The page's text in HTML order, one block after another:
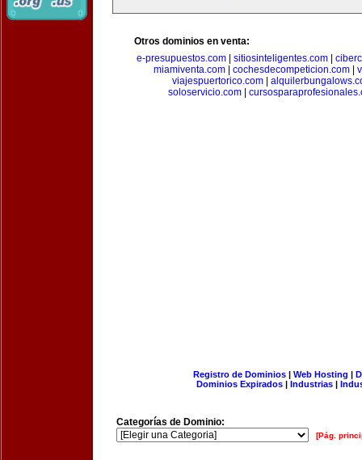
Otros dominios en venta:
e-presupuestos.com
sitiosinteligentes.com
miamiventa.com
cochesdecompeticion.com
viajespuertorico.com|
soloservicio.com|
Registro de Dominios| Web Hosting |
Dominios Expirados | Industrias |
Categorías de Dominio:
[Pág.